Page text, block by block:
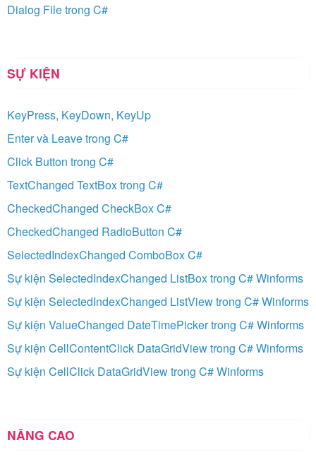
Dialog File trong C#
SỰ KIỆN
KeyPress, KeyDown, KeyUp
Enter và Leave trong C#
Click Button trong C#
TextChanged TextBox trong C#
CheckedChanged CheckBox C#
CheckedChanged RadioButton C#
SelectedIndexChanged ComboBox C#
Sự kiện SelectedIndexChanged ListBox trong C# Winforms
Sự kiện SelectedIndexChanged ListView trong C# Winforms
Sự kiện ValueChanged DateTimePicker trong C# Winforms
Sự kiện CellContentClick DataGridView trong C# Winforms
Sự kiện CellClick DataGridView trong C# Winforms
NÂNG CAO